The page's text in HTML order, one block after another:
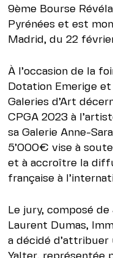
9ème Bourse
Pyrénées et est
Madrid, du 22
À l’occasion de la
Dotation Emerige
Galeries d’Art
CPGA 2023 à
sa Galerie Anne-
5’000€ vise à
et à accroître la
française à
Le jury, composé
Laurent Dumas,
a décidé d’attribuer